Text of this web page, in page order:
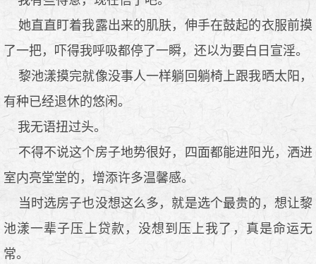
她直直盯着我露出来的肌肤，伸手在鼓起的衣服前摸
了一把，吓得我呼吸都停了一瞬，还以为要白日宣淫。
黎池漾摸完就像没事人一样躺回躺椅上跟我晒太阳，
有种已经退休的悠闲。
我无语扭过头。
不得不说这个房子地势很好，四面都能进阳光，洒进
室内亮堂堂的，增添许多温馨感。
当时选房子也没想这么多，就是选个最贵的，想让黎
池漾一辈子压上贷款，没想到压上我了，真是命运无
常。